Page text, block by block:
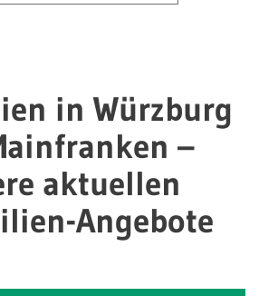
in Würzburg
–
aktuellen
Angebote